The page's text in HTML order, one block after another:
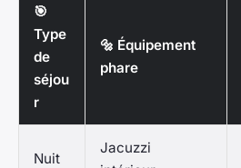
🎯
Type
de
séjou
r
🔩 Équipement
phare
Nuit
Jacuzzi